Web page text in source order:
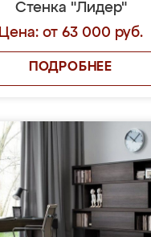
Стенка "Лидер"
Цена: от 63 000 руб.
ПОДРОБНЕЕ